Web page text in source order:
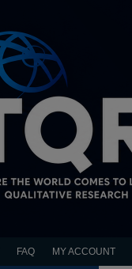
FAQ MY ACCOUNT